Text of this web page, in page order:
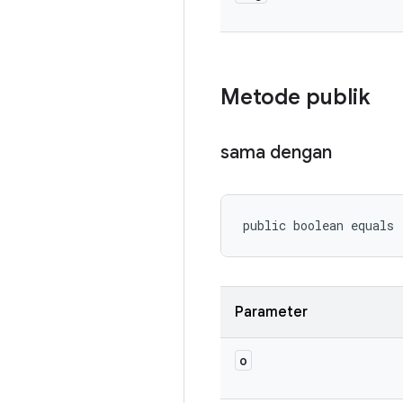
Metode publik
sama dengan
public boolean
Parameter
o